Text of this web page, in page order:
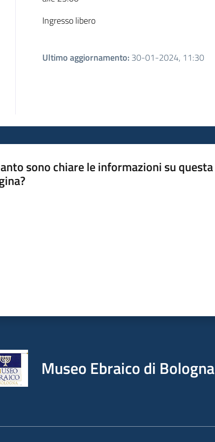
Ingresso libero
Ultimo aggiornamento:30-01-2024, 11:30
sono chiare le informazioni su questa
Museo Ebraico di Bologna